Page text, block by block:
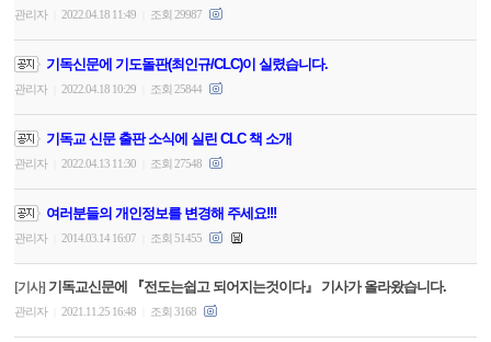
관리자 2022.04.18 11:49 조회 29987
기독신문에 기도돌판(최인규/CLC)이 실렸습니다.
관리자 2022.04.18 10:29 조회 25844
기독교 신문 출판 소식에 실린 CLC 책 소개
관리자 2022.04.13 11:30 조회 27548
여러분들의 개인정보를 변경해 주세요!!!
관리자 2014.03.14 16:07 조회 51455
[기사] 기독교신문에 『전도는쉽고 되어지는것이다』 기사가 올라왔습니다.
관리자 2021.11.25 16:48 조회 3168